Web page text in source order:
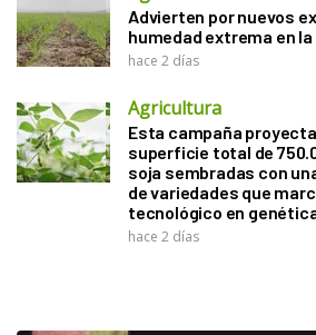
Advierten por nuevos
humedad extrema en
hace 2 días
Agricultura
Esta campaña
superficie total de
soja sembradas con
de variedades que
tecnológico en
hace 2 días